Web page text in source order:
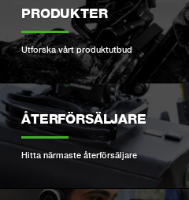
PRODUKTER
Utforska vårt produktutbud
ÅTERFÖRSÄLJARE
Hitta närmaste återförsäljare